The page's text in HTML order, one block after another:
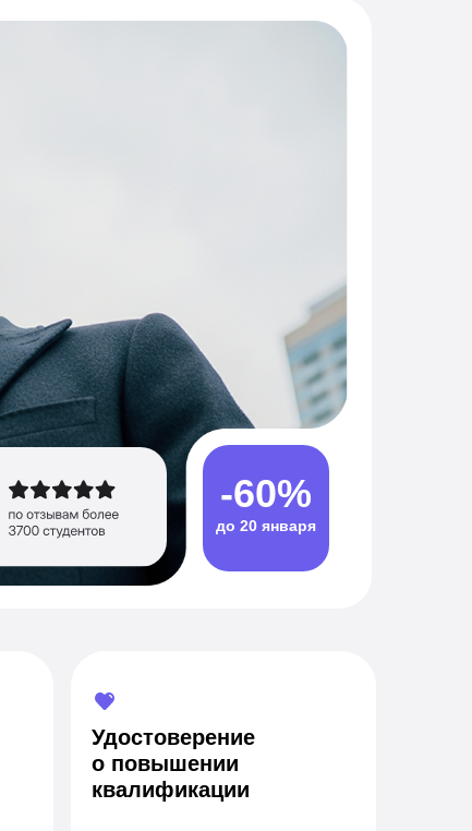
-60%
до 20 января
Удостоверение
о повышении
квалификации